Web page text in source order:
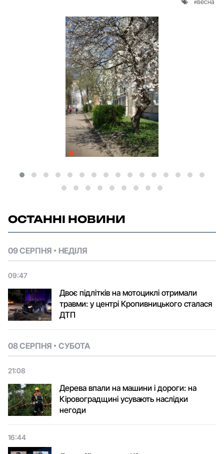
ОСТАННІ НОВИНИ
09 СЕРПНЯ НЕДІЛЯ
09:47
Двоє підлітків на мотоциклі отримали
травми: у центрі Кропивницького сталася
ДТП
08 СЕРПНЯ СУБОТА
21:08
Дерева впали на машини і дороги: на
Кіровоградщині усувають наслідки
негоди
16:44